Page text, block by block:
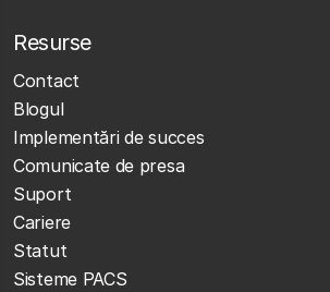
Resurse
Contact
Blogul
Implementări de succes
Comunicate de presa
Suport
Cariere
Statut
Sisteme PACS